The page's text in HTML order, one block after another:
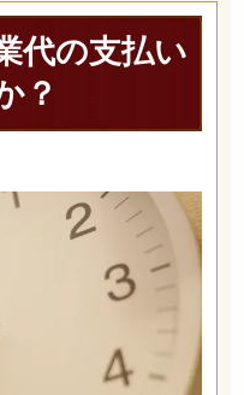
代の支払い
？